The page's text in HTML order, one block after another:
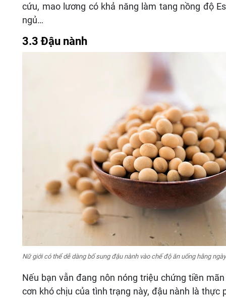
cứu, mao lương có khả năng làm tang nồng độ
ngủ…
3.3 Đậu nành
Nữ giới có thể dễ dàng bổ sung đậu nành vào chế độ ăn uống hằng
Nếu bạn vẫn đang nôn nóng triệu chứng tiền
cơn khó chịu của tình trạng này, đậu nành là thực